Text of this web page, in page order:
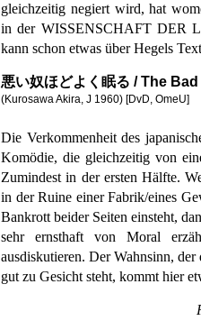
gleichzeitig negiert wird, hat
in der WISSENSCHAFT DER
kann schon etwas über Hegels
悪い奴ほどよく眠る / The
(Kurosawa Akira, J 1960) [DvD, OmeU]
Die Verkommenheit des
Komödie, die gleichzeitig von
Zumindest in der ersten Hälfte.
in der Ruine einer Fabrik/eines
Bankrott beider Seiten einsteht,
sehr ernsthaft von Moral
ausdiskutieren. Der Wahnsinn,
gut zu Gesicht steht, kommt hier